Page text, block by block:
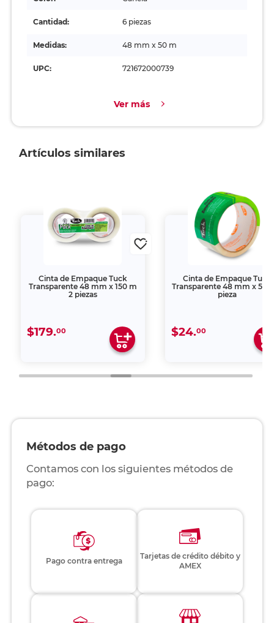
Cantidad: 6 piezas
Medidas: 48 mm x 50 m
UPC: 721672000739
Ver más
Artículos similares
Cinta de Empaque Tuck
Transparente 48 mm x 150 m
2 piezas
$179.00
Cinta de Empaque Tuck
Transparente 48 mm x 50
pieza
$24.00
Métodos de pago
Contamos con los siguientes métodos de
pago:
Pago contra entrega
Tarjetas de crédito débito y
AMEX